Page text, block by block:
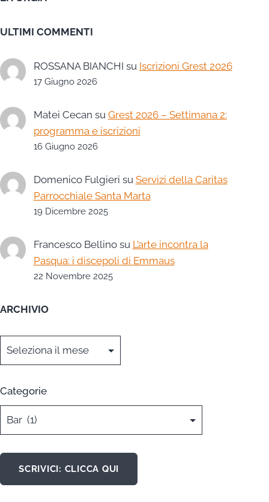
ULTIMI COMMENTI
ROSSANA BIANCHI su Iscrizioni Grest 2026
17 Giugno 2026
Matei Cecan su Grest 2026 – Settimana 2:
programma e iscrizioni
16 Giugno 2026
Domenico Fulgieri su Servizi della Caritas
Parrocchiale Santa Marta
19 Dicembre 2025
Francesco Bellinosu L’arte incontra la
Pasqua: i discepoli di Emmaus
22 Novembre 2025
ARCHIVIO
Categorie
SCRIVICI: CLICCA QUI